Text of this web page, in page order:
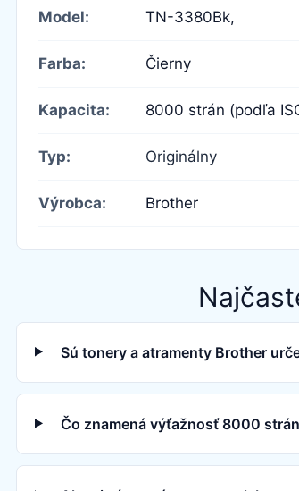
Model: TN-3380Bk,
Farba: Čierny
Kapacita: 8000 strán (podľa
Typ: Originálny
Výrobca: Brother
Sú tonery a atramenty Brother
Čo znamená výťažnosť 8000